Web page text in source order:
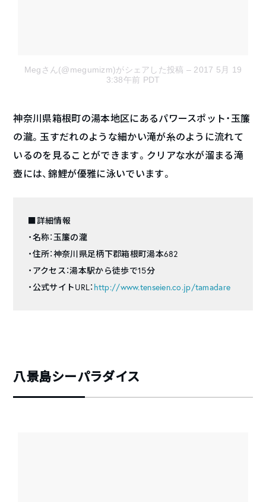
Megさん(@megumizm)がシェアした投稿 – 2017 5月 19
3:38午前 PDT
神奈川県箱根町の湯本地区にあるパワースポット・玉簾
の瀧。玉すだれのような細かい滝が糸のように流れて
いるのを見ることができます。クリアな水が溜まる滝
壺には、錦鯉が優雅に泳いでいます。
■詳細情報
・名称：玉簾の瀧
・住所：神奈川県足柄下郡箱根町湯本682
・アクセス：湯本駅から徒歩で15分
・公式サイトURL： http://www.tenseien.co.jp/tamadare
八景島シーパラダイス